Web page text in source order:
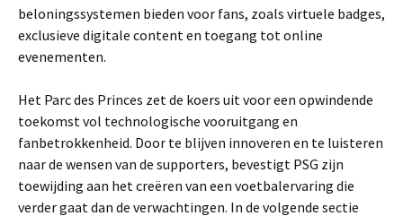
beloningssystemen bieden voor fans, zoals virtuele badges,
exclusieve digitale content en toegang tot online
evenementen.
Het Parc des Princes zet de koers uit voor een opwindende
toekomst vol technologische vooruitgang en
fanbetrokkenheid. Door te blijven innoveren en te luisteren
naar de wensen van de supporters, bevestigt PSG zijn
toewijding aan het creëren van een voetbalervaring die
verder gaat dan de verwachtingen. In de volgende sectie